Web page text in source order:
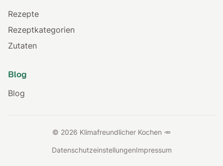
Rezepte
Rezeptkategorien
Zutaten
Blog
Blog
© 2026 Klimafreundlicher Kochen 🥕
DatenschutzeinstellungenImpressum